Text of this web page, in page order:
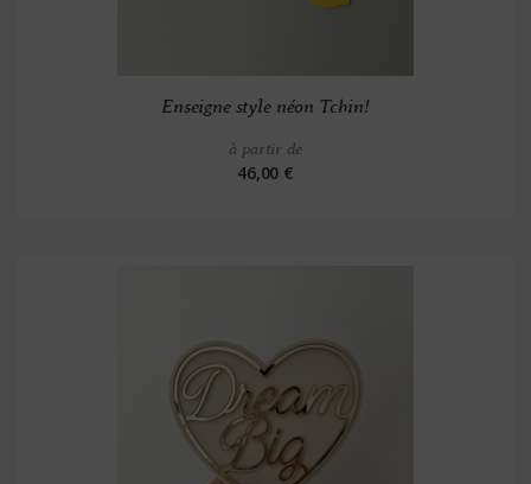
Enseigne style néon Tchin!
à partir de
46,00 €